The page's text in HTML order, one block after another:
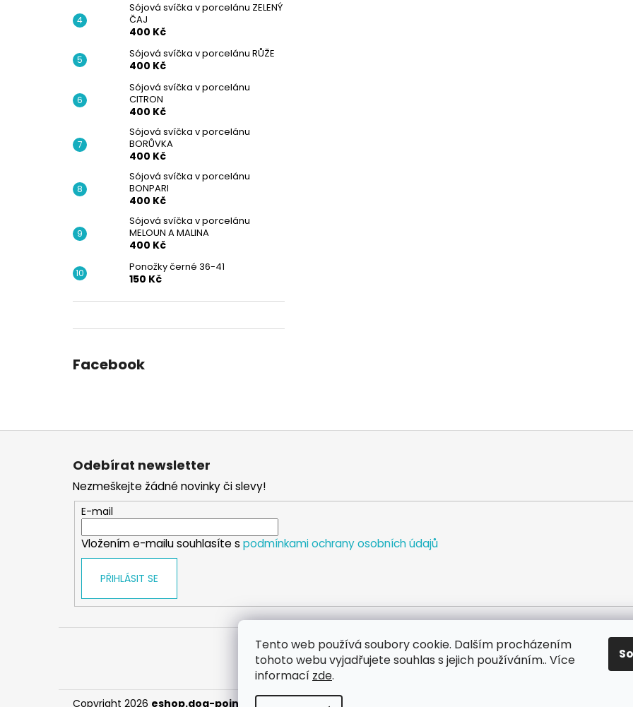
Tento web používá soubory cookie. Dalším procházením
tohoto webu vyjadřujete souhlas s jejich používáním.. Více
informací zde.
Sójová svíčka v porcelánu ZELENÝ
ČAJ
400 Kč
Sójová svíčka v porcelánu RŮŽE
400 Kč
Sójová svíčka v porcelánu
CITRON
400 Kč
Sójová svíčka v porcelánu
BORŮVKA
400 Kč
Sójová svíčka v porcelánu
BONPARI
400 Kč
Sójová svíčka v porcelánu
MELOUN A MALINA
400 Kč
Ponožky černé 36-41
150 Kč
Facebook
Z
Odebírat newsletter
Nezmeškejte žádné novinky či slevy!
E-mail
Vložením e-mailu souhlasíte s podmínkami ochrany osobních údajů
PŘIHLÁSIT SE
WEB FACEBOOK INSTAGRAM YOUTUBE
Copyright 2026 eshop.dog-point . Všechna práva vyhrazena.